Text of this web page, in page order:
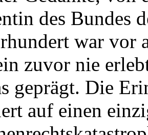
des Bundes
war vor
zuvor nie
geprägt. Die
auf einen